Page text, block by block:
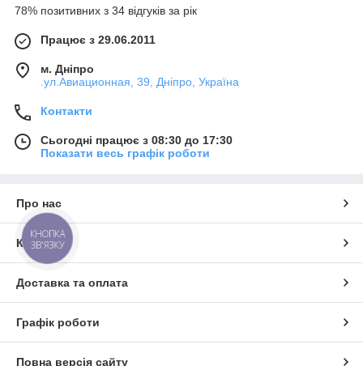
78% позитивних з 34 відгуків за рік
Працює з 29.06.2011
м. Дніпро
.ул.Авиационная, 39, Дніпро, Україна
Контакти
Сьогодні працює з 08:30 до 17:30
Показати весь графік роботи
Про нас
Контакти
Доставка та оплата
Графік роботи
Повна версія сайту
КНОПКА
ЗВ'ЯЗКУ